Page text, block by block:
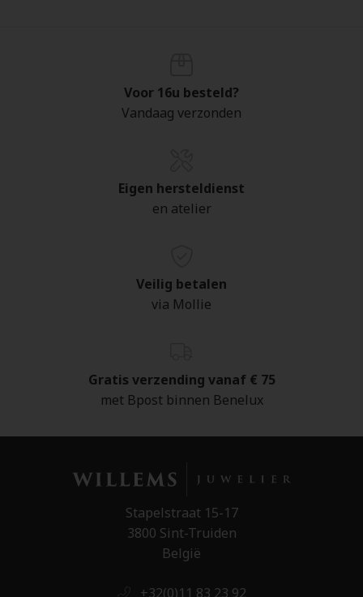
Voor 16u besteld?
Vandaag verzonden
Eigen hersteldienst
en atelier
Veilig betalen
via Mollie
Gratis verzending vanaf € 75
met Bpost binnen Benelux
Stapelstraat 15-17
3800 Sint-Truiden
België
+32(0)11 83 23 92